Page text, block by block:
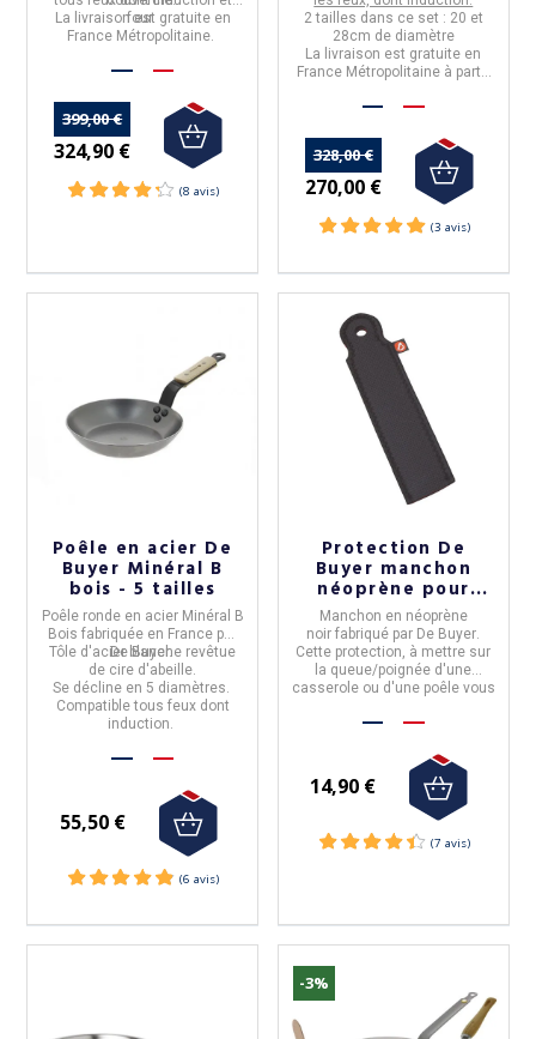
(24 avis)
four.
La livraison est gratuite en
France Métropolitaine.
399,00 €
324,90 €
2 tailles dans ce set : 20 et
28cm de diamètre
La livraison est gratuite en
France Métropolitaine à partir
328,00 €
270,00 €
Poêle en acier De
Buyer Minéral B
bois - 5 tailles
Poêle ronde en acier Minéral B
Boisfabriquée en France par
De Buyer.
Tôle d'acier blanche revêtue
de cire d'abeille.
Se décline en 5 diamètres.
Compatible tous feux dont
induction.
55,50 €
Protection De
Buyer manchon
néoprène pour
poêle casserole
Manchon en néoprène
noir fabriqué par De Buyer.
Cette protection, à mettre sur
la queue/poignée d'une
casserole ou d'une poêle vous
chaleur.
14,90 €
-3%